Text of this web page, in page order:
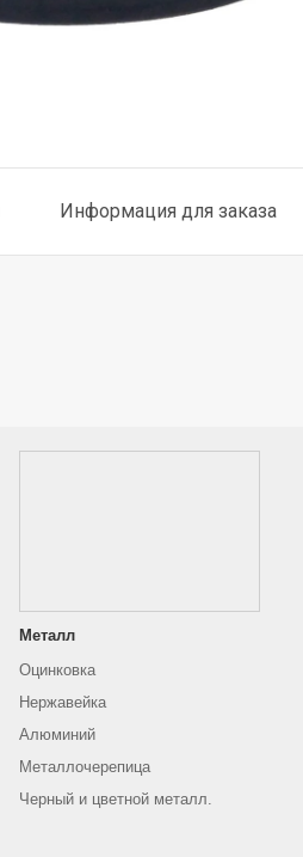
Информация для заказа
Металл
Оцинковка
Нержавейка
Алюминий
Металлочерепица
Черный и цветной металл.